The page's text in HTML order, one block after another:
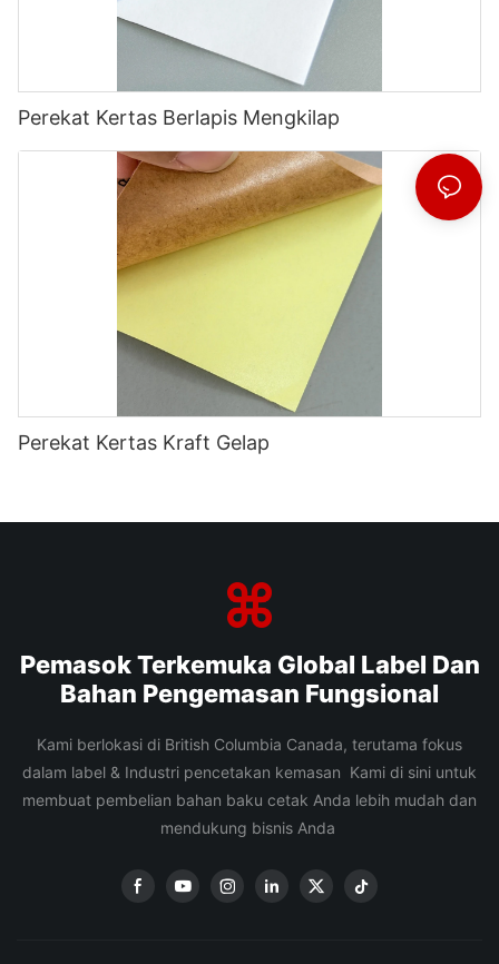
Perekat Kertas Berlapis Mengkilap
Perekat Kertas Kraft Gelap
Pemasok Terkemuka Global Label Dan
Bahan Pengemasan Fungsional
Kami berlokasi di British Columbia Canada, terutama fokus
dalam label & Industri pencetakan kemasan Kami di sini untuk
membuat pembelian bahan baku cetak Anda lebih mudah dan
mendukung bisnis Anda